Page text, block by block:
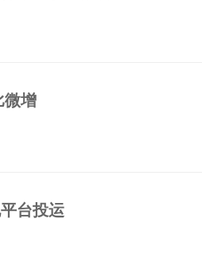
微增
台投运